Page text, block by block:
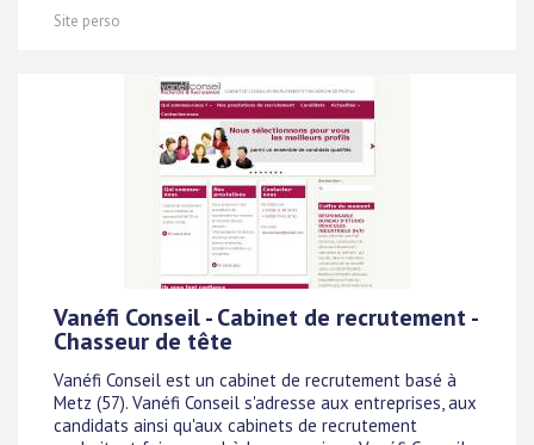
Site perso
Vanéfi Conseil - Cabinet de recrutement -
Chasseur de tête
Vanéfi Conseil est un cabinet de recrutement basé à
Metz (57). Vanéfi Conseil s'adresse aux entreprises, aux
candidats ainsi qu'aux cabinets de recrutement